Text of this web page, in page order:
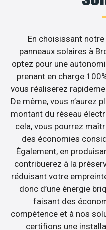
En choisissant
panneaux solaires à
optez pour une
prenant en charge
vous réaliserez
De même, vous n’aurez
montant du réseau
cela, vous pourrez
des économies
Également, en
contribuerez à la
réduisant votre
donc d’une énergie
faisant des
compétence et à nos
certifions une